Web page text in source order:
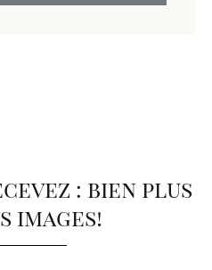
: bien plus
images!